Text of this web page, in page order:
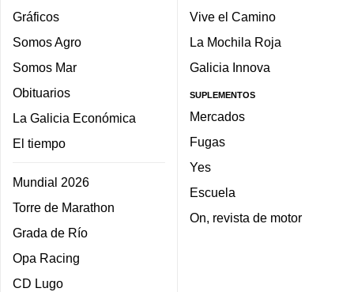
Gráficos
Somos Agro
Somos Mar
Obituarios
La Galicia Económica
El tiempo
Mundial 2026
Torre de Marathon
Grada de Río
Opa Racing
CD Lugo
Vive el Camino
La Mochila Roja
Galicia Innova
SUPLEMENTOS
Mercados
Fugas
Yes
Escuela
On, revista de motor